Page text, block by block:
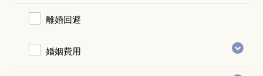
離婚回避
婚姻費用